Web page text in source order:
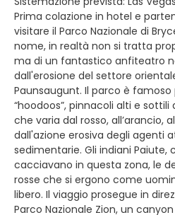
Prima colazione in hotel e
visitare il Parco Nazionale di
nome, in realtà non si tratta
ma di un fantastico anfiteatro
dall'erosione del settore
Paunsaugunt. Il parco è
“hoodoos”, pinnacoli alti e sottili
che varia dal rosso, all’arancio,
dall'azione erosiva degli agenti
sedimentarie. Gli indiani Paiute,
cacciavano in questa zona, le
rosse che si ergono come
libero. Il viaggio prosegue in
Parco Nazionale Zion, un